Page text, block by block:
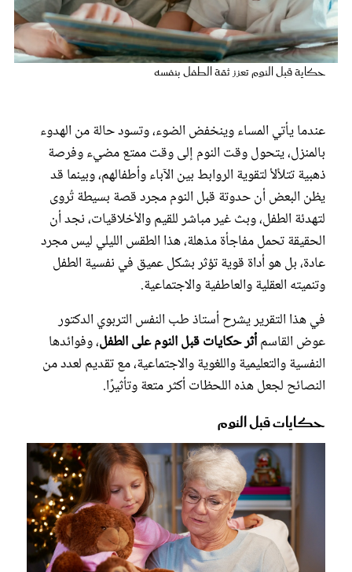
حكاية قبل النوم تعزز ثقة الطفل بنفسه
عندما يأتي المساء وينخفض الضوء، وتسود حالة من الهدوء
بالمنزل، يتحول وقت النوم إلى وقت ممتع مضيء وفرصة
ذهبية تتلألأ لتقوية الروابط بين الآباء وأطفالهم، وبينما قد
يظن البعض أن حدوتة قبل النوم مجرد قصة بسيطة تُروى
لتهدئة الطفل، وبث غير مباشر للقيم والأخلاقيات، نجد أن
الحقيقة تحمل مفاجأة مذهلة، هذا الطقس الليلي ليس مجرد
عادة، بل هو أداة قوية تؤثر بشكل عميق في نفسية الطفل
وتنميته العقلية والعاطفية والاجتماعية.
في هذا التقرير يشرح أستاذ طب النفس التربوي الدكتور
عوض القاسمأثر حكايات قبل النوم على الطفل، وفوائدها
النفسية والتعليمية واللغوية والاجتماعية، مع تقديم لعدد من
النصائح لجعل هذه اللحظات أكثر متعة وتأثيرًا.
حكايات قبل النوم
عروس سيدتي
مجلة سيدتي
غلاف رقمي